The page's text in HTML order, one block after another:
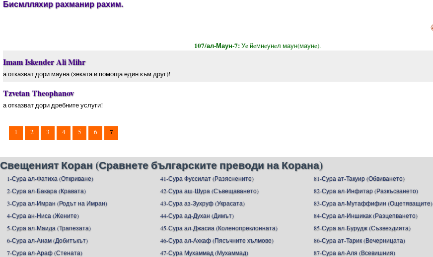
Бисмлляхир рахманир рахим.
107/ал-Маун-7:Уe йeмнeунeл маун(маунe).
Imam Iskender Ali Mihr
а отказват дори мауна (зеката и помоща един към друг)!
Tzvetan Theophanov
а отказват дори дребните услуги!
1 2 3 4 5 6 7
Свещеният Коран (Сравнете българските преводи на Корана)
1-Сура ал-Фатиха (Откриване)
2-Сура ал-Бакара (Кравата)
3-Сура ал-Имран (Родът на Имран)
4-Сура ан-Ниса (Жените)
5-Сура ал-Маида (Трапезата)
6-Сура ал-Анам (Добитъкът)
7-Сура ал-Араф (Стената)
41-Сура Фуссилат (Разяснените)
42-Сура аш-Шура (Съвещаването)
43-Сура аз-Зухруф (Украсата)
44-Сура ад-Духан (Димът)
45-Сура ал-Джасиа (Коленопреклонната)
46-Сура ал-Ахкаф (Пясъчните хълмове)
47-Сура Мухаммад (Мухаммад)
81-Сура ат-Такуир (Обвиването)
82-Сура ал-Инфитар (Разкъсването)
83-Сура ал-Мутаффифин (Ощетяващите)
84-Сура ал-Иншикак (Разцепването)
85-Сура ал-Бурудж (Съзвездията)
86-Сура ат-Тарик (Вечерницата)
87-Сура ал-Аля (Всевишния)